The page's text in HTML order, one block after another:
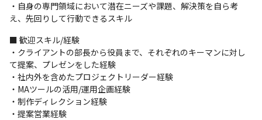
＜業務の進め方＞
・毎日クライアント先のメンバーと対面またはZoomでミーティ
ングを行っているほか、当社のメンバーだけで次の施策について
のミーティングも行います
・当社のメンバーが上長としてメンバーへ指示を出して業務を進
めています
・社内でのコミュニケーションにはChatWorkやSlackを使用して
います
・タスク管理にはプロジェクトによってBacklogやAsanaなどを
・自身の専門領域において潜在ニーズや課題、解決策を自ら考
え、先回りして行動できるスキル
■ 歓迎スキル/経験
・クライアントの部長から役員まで、それぞれのキーマンに対し
て提案、プレゼンをした経験
・社内外を含めたプロジェクトリーダー経験
・MAツールの活用/運用企画経験
・制作ディレクション経験
・提案営業経験